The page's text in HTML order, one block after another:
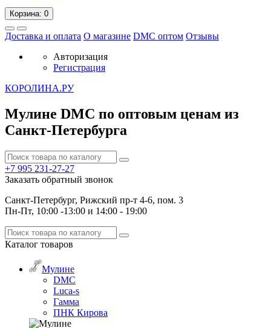
Корзина: 0
Доставка и оплата О магазине DMC оптом Отзывы
Авторизация
Регистрация
КОРОЛИНА.РУ
Мулине DMC по оптовым ценам из
Санкт-Петербурга
+7 995 231-27-27
Заказать обратный звонок
Санкт-Петербург, Рижский пр-т 4-6, пом. 3
Пн-Пт, 10:00 -13:00 и 14:00 - 19:00
Каталог товаров
Мулине
DMC
Luca-s
Гамма
ПНК Кирова